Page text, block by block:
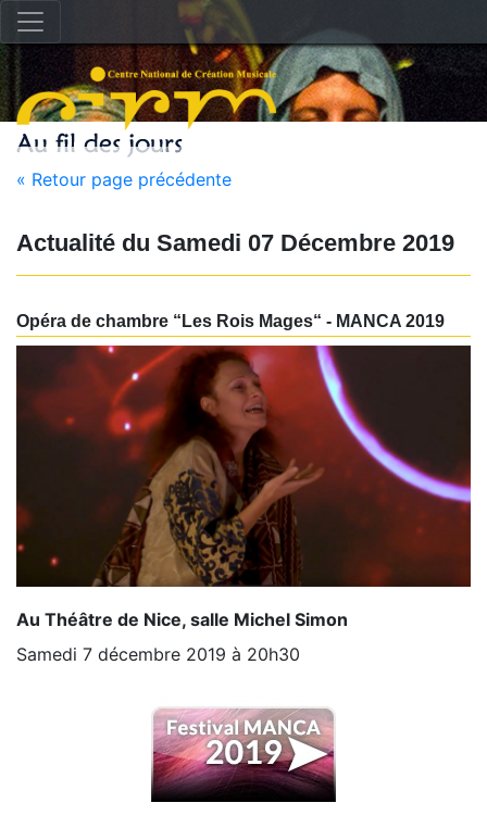
« Retour page précédente
Actualité du Samedi 07 Décembre 2019
Opéra de chambre “Les Rois Mages“ - MANCA 2019
Au Théâtre de Nice, salle Michel Simon
Samedi 7 décembre 2019 à 20h30